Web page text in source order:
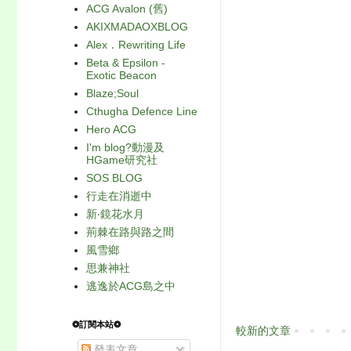
較新的文章
ACG Avalon (舊)
AKIXMADAOXBLOG
Alex．Rewriting Life
Beta & Epsilon -
Exotic Beacon
Blaze;Soul
Cthugha Defence Line
Hero ACG
I'm blog?動漫及
HGame研究社
SOS BLOG
行走在消逝中
新‧鏡花水月
荊棘在路與路之間
風雪鄉
思兼神社
逃逸於ACG島之中
❂訂閱本站❂